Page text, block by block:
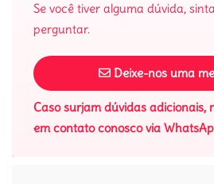
Se você tiver alguma dúvida,
perguntar.
Deixe-nos uma
Caso surjam dúvidas adicionais,
em contato conosco via